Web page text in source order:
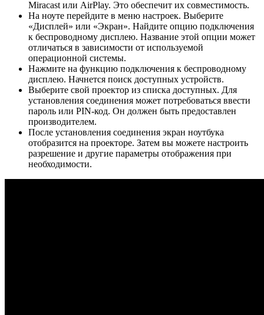
Miracast или AirPlay. Это обеспечит их совместимость.
На ноуте перейдите в меню настроек. Выберите
«Дисплей» или «Экран». Найдите опцию подключения
к беспроводному дисплею. Название этой опции может
отличаться в зависимости от используемой
операционной системы.
Нажмите на функцию подключения к беспроводному
дисплею. Начнется поиск доступных устройств.
Выберите свой проектор из списка доступных. Для
установления соединения может потребоваться ввести
пароль или PIN-код. Он должен быть предоставлен
производителем.
После установления соединения экран ноутбука
отобразится на проекторе. Затем вы можете настроить
разрешение и другие параметры отображения при
необходимости.